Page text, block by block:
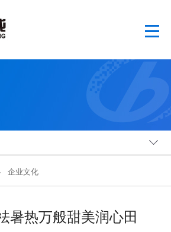
企业文化
暑热万般甜美润心田